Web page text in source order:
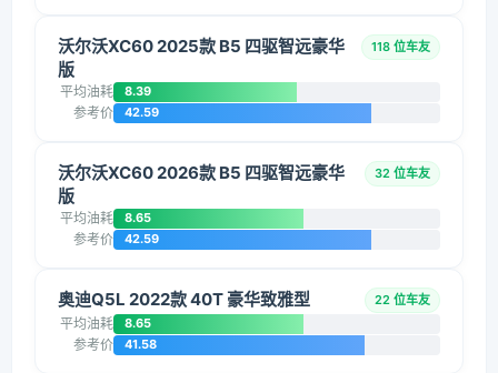
沃尔沃XC60 2025款 B5 四驱智远豪华
版
118 位车友
平均油耗 8.39
参考价 42.59
沃尔沃XC60 2026款 B5 四驱智远豪华
版
32 位车友
平均油耗 8.65
参考价 42.59
奥迪Q5L 2022款 40T 豪华致雅型 22 位车友
平均油耗 8.65
参考价 41.58